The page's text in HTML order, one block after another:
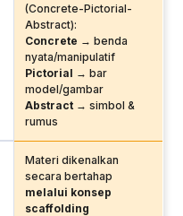
(Concrete-Pictorial-
Abstract):
Concrete → benda
nyata/manipulatif
Pictorial → bar
model/gambar
Abstract → simbol &
rumus
Materi dikenalkan
secara bertahap
melalui konsep
scaffolding